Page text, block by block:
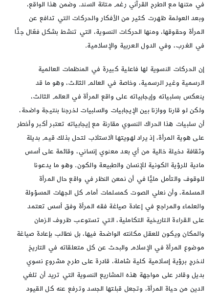
في متنها مع الطرح القرآني رغم متانة السند. وضمن هذا الواقع،
وبعد العولمة ظهرت كثير من الأفكار والحركات التي تدافع عن
المرأة وحقوقها، ومنها الحركات النسوية، التي تنشط بشكل فعّال جدًّا
في الغرب، وفي الدول العربية والإسلامية.
إن الحركات النسوية لها فاعلية كبيرة في المنظمات العالمية
الرسمية وغير الرسمية، وخاصة في العالم الثالث، وهو ما قد
ينعكس بسلبياته وإيجابياته على واقع المرأة في العالم الثالث،
ولكن لو قارنا ووازنا بين الإيجابيات والسلبيات لخرجنا بنتيجة واضحة،
أن سلبيات هذا الحراك النسوي مقارنة مع إيجابياته تعتبر أكبر وأخطر
على هوية المرأة، إذ يراد لهويتها الاستلاب لتحل بذلك قيم بديلة
وثقافة دخيلة خالية من أي بعد معنوي إنساني، وقائمة على أسس
مادية للرؤية الكونية للإنسان والطبيعة والكون. وهو ما يدعونا
للوقوف والتأمل مليًّا في أن نمعن النظر في واقع حال المرأة
المسلمة، وأن نعلي الصوت كمسلمات أمام كل الجهات المسؤولة
والعلماء والمراجع في إعادة صياغة فقه المرأة وفق أسس تعتمد
على القراءة التاريخية التكاملية، التي تستوعب ظروف الزمان
والمكان ويكون للعقل مكانته الواضحة فيها، بل نطالب بإعادة صياغة
موضوع المرأة في الإسلام والبحث عن كل متعلقاته في التاريخ
لنخرج برؤية إسلامية كلية شاملة، قادرة على طرح مشروع نسوي
بديل وقادر على مواجهة هذه المشاريع النسوية التي تريد أن تلغي
الدين من حياة المرأة، وتجعل قبلتها الجسد وترفع عنه كل القيود